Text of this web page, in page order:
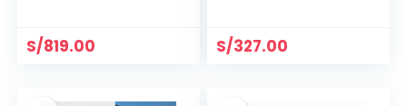
S/819.00 S/327.00